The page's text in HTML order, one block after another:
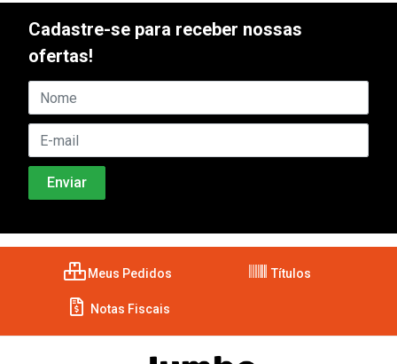
Cadastre-se para receber nossas
ofertas!
Meus Pedidos Títulos
Notas Fiscais